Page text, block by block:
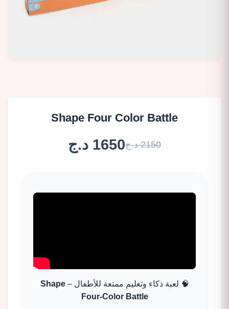
Shape Four Color Battle
2150 د.ج 1650 د.ج
🧠 لعبة ذكاء وتعليم ممتعة للأطفال –Shape
Four-Color Battle